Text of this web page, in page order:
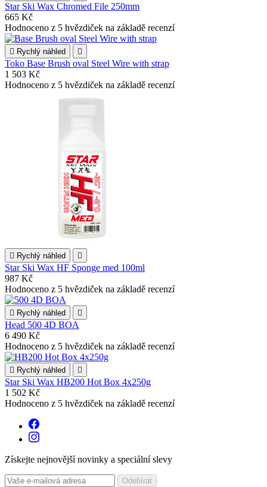
Star Ski Wax Chromed File 250mm
665 Kč
Hodnoceno z 5 hvězdiček na základě recenzí
 Rychlý náhled 
Toko Base Brush oval Steel Wire with strap
1 503 Kč
Hodnoceno z 5 hvězdiček na základě recenzí
 Rychlý náhled 
Star Ski Wax HF Sponge med 100ml
987 Kč
Hodnoceno z 5 hvězdiček na základě recenzí
 Rychlý náhled 
Head 500 4D BOA
6 490 Kč
Hodnoceno z 5 hvězdiček na základě recenzí
 Rychlý náhled 
Star Ski Wax HB200 Hot Box 4x250g
1 502 Kč
Hodnoceno z 5 hvězdiček na základě recenzí
Získejte nejnovější novinky a speciální slevy